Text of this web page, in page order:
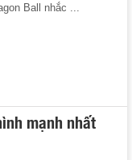
Ball nhắc ...
mạnh nhất